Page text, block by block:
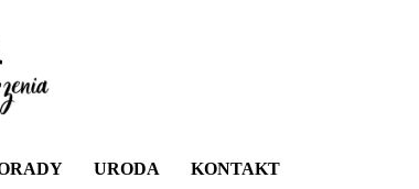
URODA KONTAKT